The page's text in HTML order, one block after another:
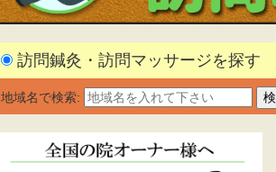
訪問鍼灸・訪問マッサージを探す
地域名で検索: